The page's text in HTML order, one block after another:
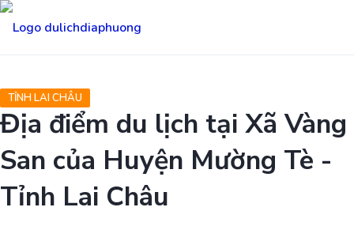
TỈNH LAI CHÂU
Địa điểm du lịch tại Xã Vàng
San của Huyện Mường Tè -
Tỉnh Lai Châu